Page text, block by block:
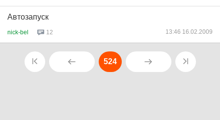
Автозапуск
nick-bel 12 13:46 16.02.2009
524